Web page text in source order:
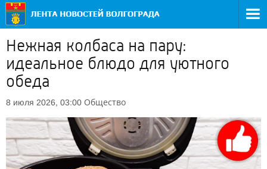
Нежная колбаса на пару:
идеальное блюдо для уютного
обеда
8 июля 2026, 03:00 Общество